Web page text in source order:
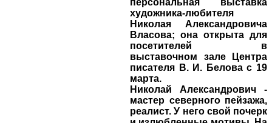
персональная выставка
художника-любителя
Николая Александровича
Власова; она открыта для
посетителей в
выставочном зале Центра
писателя В. И. Белова с 19
марта.
Николай Александрович -
мастер северного пейзажа,
реалист. У него свой почерк